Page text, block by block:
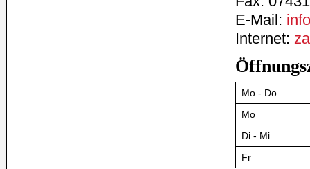
E-Mail:
Internet:
Mo - Do
Mo
Di - Mi
Fr